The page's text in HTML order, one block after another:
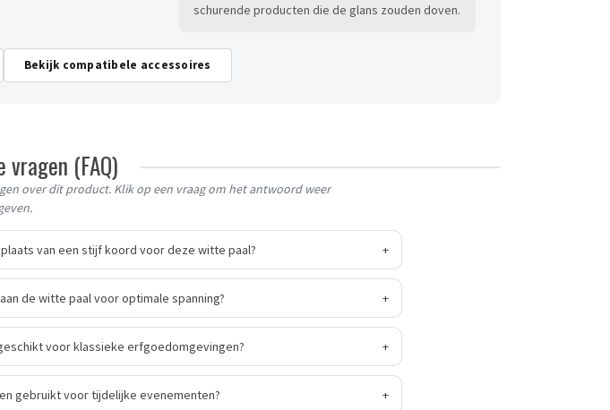
schurende producten die de glans zouden doven.
Bekijk compatibele accessoires
(FAQ)
over dit product. Klik op een vraag om het antwoord weer
van een stijf koord voor deze witte paal? +
de witte paal voor optimale spanning? +
voor klassieke erfgoedomgevingen? +
gebruikt voor tijdelijke evenementen? +